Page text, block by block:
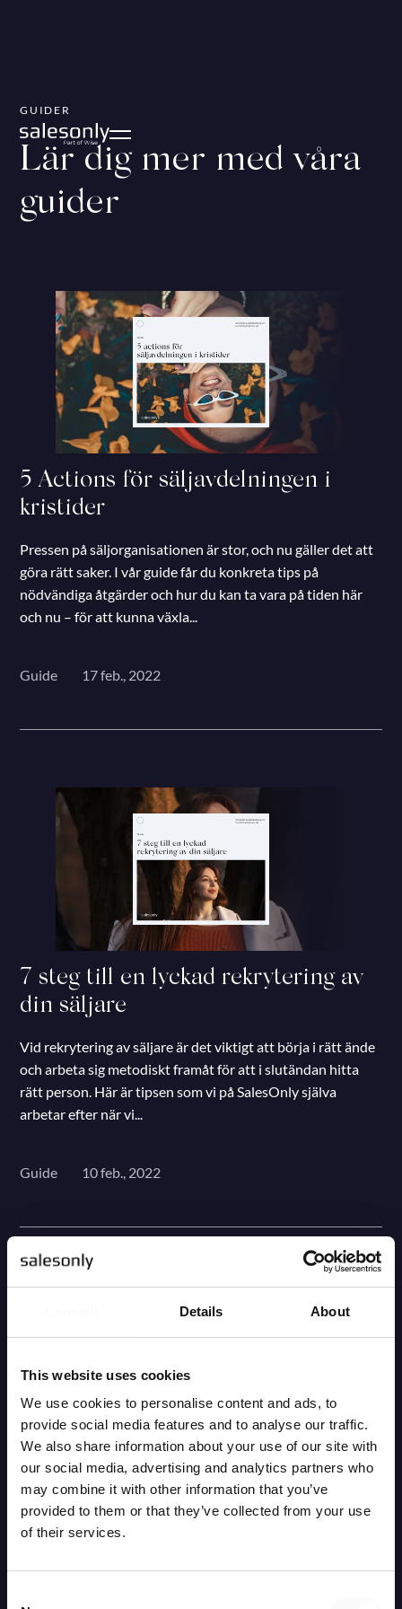
Details About
This website uses cookies
We use cookies to personalise content and ads, to
provide social media features and to analyse our traffic.
We also share information about your use of our site with
our social media, advertising and analytics partners who
may combine it with other information that you’ve
provided to them or that they’ve collected from your use
of their services.
GUIDER
Lär dig mer med våra
guider
5 Actions för säljavdelningen i
kristider
Pressen på säljorganisationen är stor, och nu gäller det att
göra rätt saker. I vår guide får du konkreta tips på
nödvändiga åtgärder och hur du kan ta vara på tiden här
och nu – för att kunna växla...
Guide 17 feb., 2022
7 steg till en lyckad rekrytering av
din säljare
Vid rekrytering av säljare är det viktigt att börja i rätt ände
och arbeta sig metodiskt framåt för att i slutändan hitta
rätt person. Här är tipsen som vi på SalesOnly själva
arbetar efter när vi...
Guide 10 feb., 2022
Checklista: 7 viktiga personliga
egenskaper hos framtidens B2B-
säljare
Baserat på önskemål från våra kunder, aktuell forskning